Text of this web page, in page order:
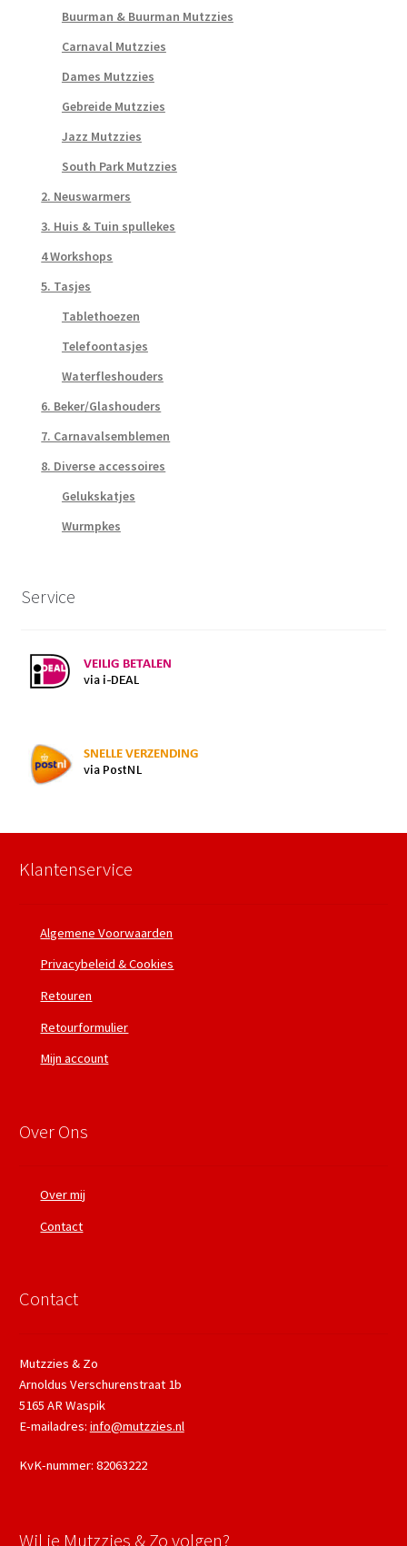
Buurman & Buurman Mutzzies
Carnaval Mutzzies
Dames Mutzzies
Gebreide Mutzzies
Jazz Mutzzies
South Park Mutzzies
2. Neuswarmers
3. Huis & Tuin spullekes
4 Workshops
5. Tasjes
Tablethoezen
Telefoontasjes
Waterfleshouders
6. Beker/Glashouders
7. Carnavalsemblemen
8. Diverse accessoires
Gelukskatjes
Wurmpkes
Service
Klantenservice
Algemene Voorwaarden
Privacybeleid & Cookies
Retouren
Retourformulier
Mijn account
Over Ons
Over mij
Contact
Contact
Mutzzies & Zo
Arnoldus Verschurenstraat 1b
5165 AR Waspik
E-mailadres: info@mutzzies.nl
KvK-nummer: 82063222
Wil je Mutzzies & Zo volgen?